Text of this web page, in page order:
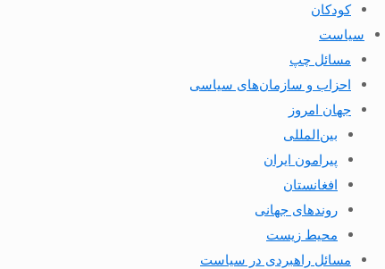
کودکان
سیاست
مسائل چپ
احزاب و سازمان‌های سیاسی
جهان امروز
بین‌المللی
پیرامون ایران
افغانستان
روندهای جهانی
محیط زیست
مسائل راهبردی در سیاست